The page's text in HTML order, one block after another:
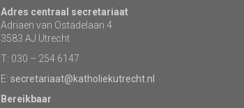
Adres centraal secretariaat
Adriaen van Ostadelaan 4
3583 AJ Utrecht
T: 030 – 254 6147
E: secretariaat@katholiekutrecht.nl
Bereikbaar